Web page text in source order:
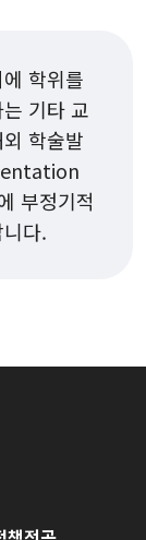
학위를
기타 교
학술발
부정기적
다.